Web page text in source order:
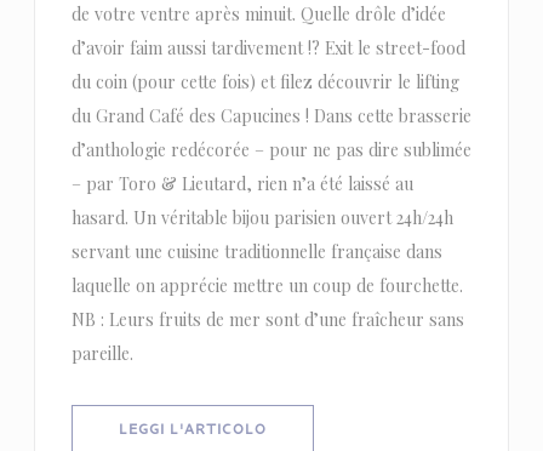
de votre ventre après minuit. Quelle drôle d’idée
d’avoir faim aussi tardivement !? Exit le street-food
du coin (pour cette fois) et filez découvrir le lifting
du Grand Café des Capucines ! Dans cette brasserie
d’anthologie redécorée – pour ne pas dire sublimée
– par Toro & Lieutard, rien n’a été laissé au
hasard. Un véritable bijou parisien ouvert 24h/24h
servant une cuisine traditionnelle française dans
laquelle on apprécie mettre un coup de fourchette.
NB : Leurs fruits de mer sont d’une fraîcheur sans
pareille.
LEGGI L'ARTICOLO((APRE UNA NUOVA FINESTRA))